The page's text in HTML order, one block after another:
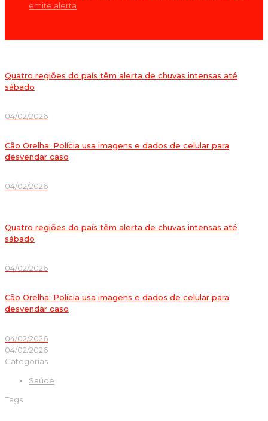
emite alerta
Quatro regiões do país têm alerta de chuvas intensas até
sábado
04/02/2026
Cão Orelha: Polícia usa imagens e dados de celular para
desvendar caso
04/02/2026
Quatro regiões do país têm alerta de chuvas intensas até
sábado
04/02/2026
Cão Orelha: Polícia usa imagens e dados de celular para
desvendar caso
04/02/2026
04/02/2026
Categorias
Saúde
Tags